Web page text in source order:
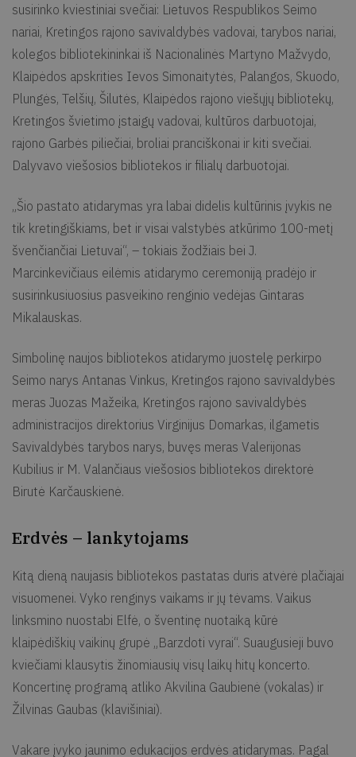
susirinko kviestiniai svečiai: Lietuvos Respublikos Seimo
nariai, Kretingos rajono savivaldybės vadovai, tarybos nariai,
kolegos bibliotekininkai iš Nacionalinės Martyno Mažvydo,
Klaipėdos apskrities Ievos Simonaitytės, Palangos, Skuodo,
Plungės, Telšių, Šilutės, Klaipėdos rajono viešųjų bibliotekų,
Kretingos švietimo įstaigų vadovai, kultūros darbuotojai,
rajono Garbės piliečiai, broliai pranciškonai ir kiti svečiai.
Dalyvavo viešosios bibliotekos ir filialų darbuotojai.
„Šio pastato atidarymas yra labai didelis kultūrinis įvykis ne
tik kretingiškiams, bet ir visai valstybės atkūrimo 100-metį
švenčiančiai Lietuvai“, – tokiais žodžiais bei J.
Marcinkevičiaus eilėmis atidarymo ceremoniją pradėjo ir
susirinkusiuosius pasveikino renginio vedėjas Gintaras
Mikalauskas.
Simbolinę naujos bibliotekos atidarymo juostelę perkirpo
Seimo narys Antanas Vinkus, Kretingos rajono savivaldybės
meras Juozas Mažeika, Kretingos rajono savivaldybės
administracijos direktorius Virginijus Domarkas, ilgametis
Savivaldybės tarybos narys, buvęs meras Valerijonas
Kubilius ir M. Valančiaus viešosios bibliotekos direktorė
Birutė Karčauskienė.
Erdvės – lankytojams
Kitą dieną naujasis bibliotekos pastatas duris atvėrė plačiajai
visuomenei. Vyko renginys vaikams ir jų tėvams. Vaikus
linksmino nuostabi Elfė, o šventinę nuotaiką kūrė
klaipėdiškių vaikinų grupė „Barzdoti vyrai“. Suaugusieji buvo
kviečiami klausytis žinomiausių visų laikų hitų koncerto.
Koncertinę programą atliko Akvilina Gaubienė (vokalas) ir
Žilvinas Gaubas (klavišiniai).
Vakare įvyko jaunimo edukacijos erdvės atidarymas. Pagal